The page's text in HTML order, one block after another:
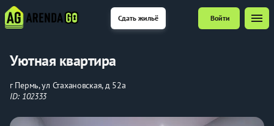
Сдать жильё Войти menu
Уютная квартира
г Пермь, ул Стахановская, д 52а
ID: 102333